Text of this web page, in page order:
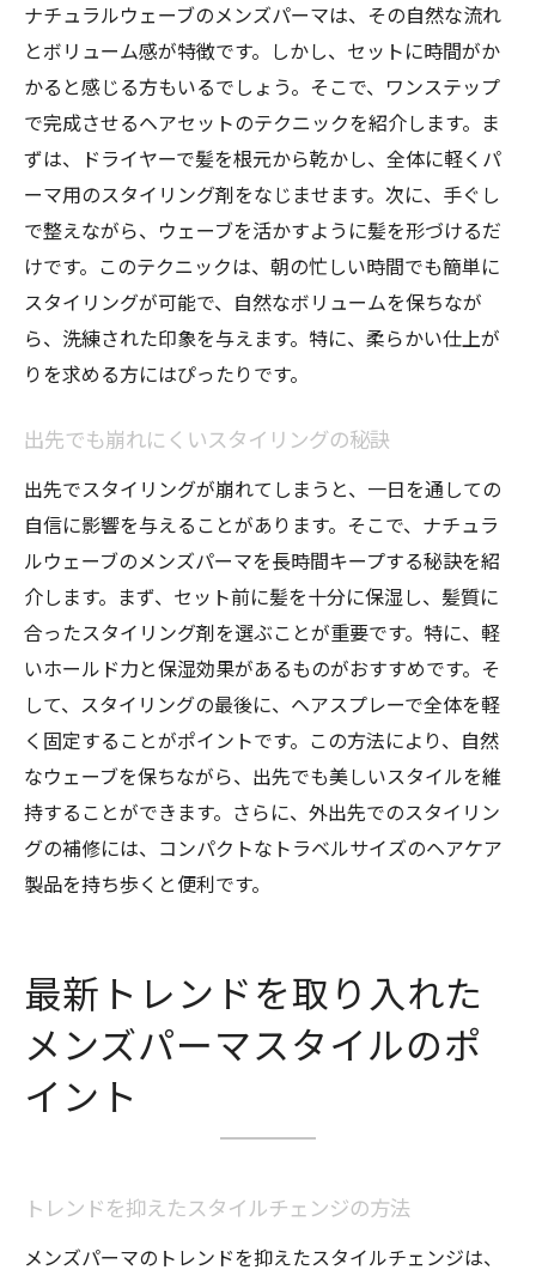
ナチュラルウェーブのメンズパーマは、その自然な流れ
とボリューム感が特徴です。しかし、セットに時間がか
かると感じる方もいるでしょう。そこで、ワンステップ
で完成させるヘアセットのテクニックを紹介します。ま
ずは、ドライヤーで髪を根元から乾かし、全体に軽くパ
ーマ用のスタイリング剤をなじませます。次に、手ぐし
で整えながら、ウェーブを活かすように髪を形づけるだ
けです。このテクニックは、朝の忙しい時間でも簡単に
スタイリングが可能で、自然なボリュームを保ちなが
ら、洗練された印象を与えます。特に、柔らかい仕上が
りを求める方にはぴったりです。
出先でも崩れにくいスタイリングの秘訣
出先でスタイリングが崩れてしまうと、一日を通しての
自信に影響を与えることがあります。そこで、ナチュラ
ルウェーブのメンズパーマを長時間キープする秘訣を紹
介します。まず、セット前に髪を十分に保湿し、髪質に
合ったスタイリング剤を選ぶことが重要です。特に、軽
いホールド力と保湿効果があるものがおすすめです。そ
して、スタイリングの最後に、ヘアスプレーで全体を軽
く固定することがポイントです。この方法により、自然
なウェーブを保ちながら、出先でも美しいスタイルを維
持することができます。さらに、外出先でのスタイリン
グの補修には、コンパクトなトラベルサイズのヘアケア
製品を持ち歩くと便利です。
最新トレンドを取り入れた
メンズパーマスタイルのポ
イント
トレンドを抑えたスタイルチェンジの方法
メンズパーマのトレンドを抑えたスタイルチェンジは、